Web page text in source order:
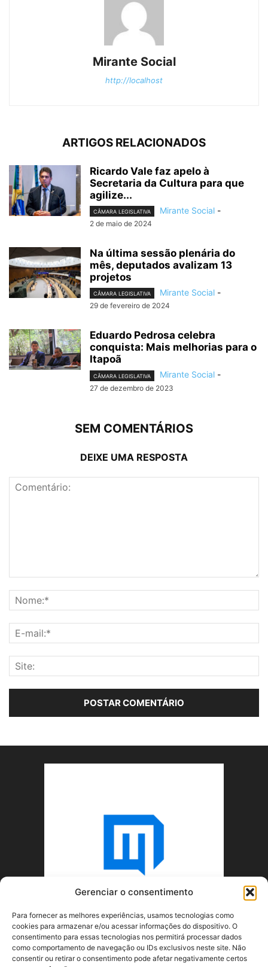
Gerenciar o consentimento
Para fornecer as melhores experiências, usamos tecnologias como
cookies para armazenar e/ou acessar informações do dispositivo. O
consentimento para essas tecnologias nos permitirá processar dados
como comportamento de navegação ou IDs exclusivos neste site. Não
consentir ou retirar o consentimento pode afetar negativamente certos
Mirante Social
http://localhost
ARTIGOS RELACIONADOS
Ricardo Vale faz apelo à
Secretaria da Cultura para que
agilize...
CÂMARA LEGISLATIVA Mirante Social -
2 de maio de 2024
Na última sessão plenária do
mês, deputados avalizam 13
projetos
CÂMARA LEGISLATIVA Mirante Social -
29 de fevereiro de 2024
Eduardo Pedrosa celebra
conquista: Mais melhorias para o
Itapoã
CÂMARA LEGISLATIVA Mirante Social -
27 de dezembro de 2023
SEM COMENTÁRIOS
DEIXE UMA RESPOSTA